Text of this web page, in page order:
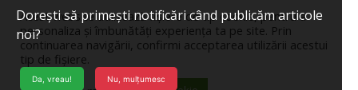
Dorești să primești notificări când publicăm articole
noi?
Da, vreau! Nu, mulțumesc
Acest website utilizează fișiere de tip cookie, pentru a
personaliza și îmbunătăți experiența ta pe site. Prin
continuarea navigării, confirmi acceptarea utilizării acestui
tip de fișiere.